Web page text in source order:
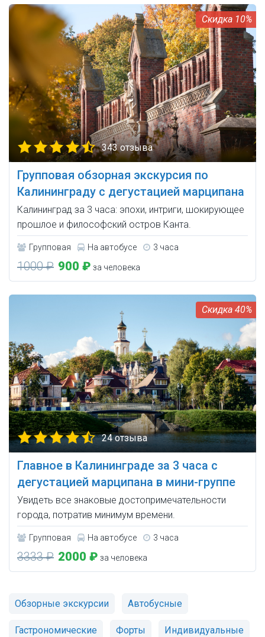
10%
343 отзыва
Групповая обзорная экскурсия по
Калининграду с дегустацией марципана
Калининград за 3 часа: эпохи, интриги, шокирующее
прошлое и философский остров Канта.
Групповая На автобусе 3 часа
1000 ₽ 900 ₽ за человека
40%
24 отзыва
Главное в Калининграде за 3 часа с
дегустацией марципана в мини-группе
Увидеть все знаковые достопримечательности
города, потратив минимум времени.
Групповая На автобусе 3 часа
3333 ₽ 2000 ₽ за человека
Обзорные экскурсии Автобусные
Гастрономические Форты Индивидуальные